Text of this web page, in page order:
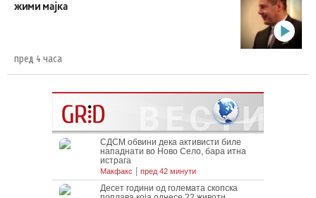
жими мајка
пред 4 часа